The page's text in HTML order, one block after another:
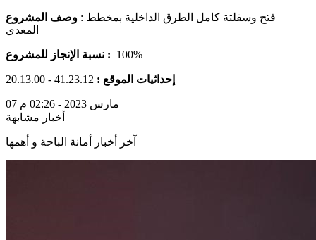
: فتح وسفلتة كامل الطرق الداخلية بمخطط
المعدى
نسبة الإنجاز للمشروع : 100%
إحداثيات الموقع : 41.23.12 - 20.13.00
07 مارس 2023 - 02:26 م
أخبار مشابهة
آخر أخبار أمانة الباحة و أهمها